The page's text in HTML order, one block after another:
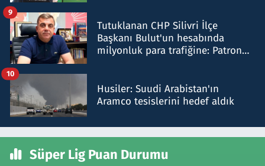
Tutuklanan CHP Silivri İlçe
Başkanı Bulut'un hesabında
milyonluk para trafiğine: Patron
9
Husiler: Suudi Arabistan'ın
Aramco tesislerini hedef aldık
10
Süper Lig Puan Durumu